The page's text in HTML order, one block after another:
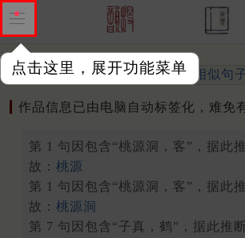
点击这里，展开功能菜单
作品 标注四声 出处、引用 相似句
作品信息已由电脑自动标签化，难免
第 1 句因包含“桃源洞，客”，据此
故： 桃源
第 1 句因包含“桃源洞，客”，据此
故： 桃源洞
第 7 句因包含“子真，鹤”，据此推